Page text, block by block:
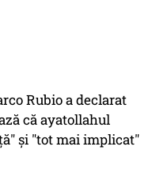
Rubio a declarat
că ayatollahul
şi "tot mai implicat"